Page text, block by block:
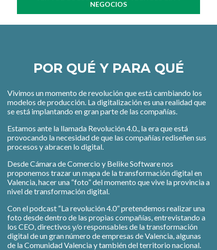
NEGOCIOS
POR QUÉ Y PARA QUÉ
Vivimos un momento de revolución que está cambiando los
modelos de producción. La digitalización es una realidad que
se está implantando en gran parte de las compañías.
Estamos ante la llamada Revolución 4.0., la era que está
provocando la necesidad de que las compañías rediseñen sus
procesos y abracen lo digital.
Desde Cámara de Comercio y Belike Software nos
proponemos trazar un mapa de la transformación digital en
Valencia, hacer una “foto” del momento que vive la provincia a
nivel de transformación digital.
Con el podcast “La revolución 4.0” pretendemos realizar una
foto desde dentro de las propias compañías, entrevistando a
los CEO, directivos y/o responsables de la transformación
digital de un gran número de empresas de Valencia, algunas
de la Comunidad Valencia y también del territorio nacional.